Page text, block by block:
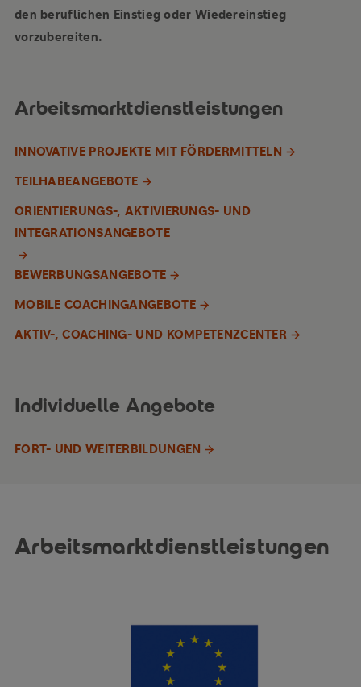
den beruflichen Einstieg oder Wiedereinstieg
vorzubereiten.
Arbeitsmarktdienstleistungen
INNOVATIVE PROJEKTE MIT FÖRDERMITTELN
TEILHABEANGEBOTE
ORIENTIERUNGS-, AKTIVIERUNGS- UND
INTEGRATIONSANGEBOTE
BEWERBUNGSANGEBOTE
MOBILE COACHINGANGEBOTE
AKTIV-, COACHING- UND KOMPETENZCENTER
Individuelle Angebote
FORT- UND WEITERBILDUNGEN
Arbeitsmarktdienstleistungen